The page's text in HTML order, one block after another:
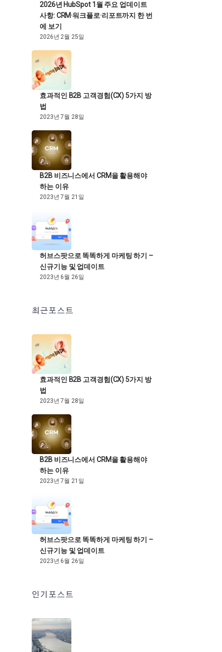
2026년 HubSpot 1월 주요 업데이트
사항: CRM·워크플로·리포트까지 한 번
에 보기
2026년 2월 25일
효과적인 B2B 고객경험(CX) 5가지 방
법
2023년 7월 28일
B2B 비즈니스에서 CRM을 활용해야
하는 이유
2023년 7월 21일
허브스팟으로 똑똑하게 마케팅 하기 –
신규기능 및 업데이트
2023년 6월 26일
최근포스트
효과적인 B2B 고객경험(CX) 5가지 방
법
2023년 7월 28일
B2B 비즈니스에서 CRM을 활용해야
하는 이유
2023년 7월 21일
허브스팟으로 똑똑하게 마케팅 하기 –
신규기능 및 업데이트
2023년 6월 26일
인기포스트